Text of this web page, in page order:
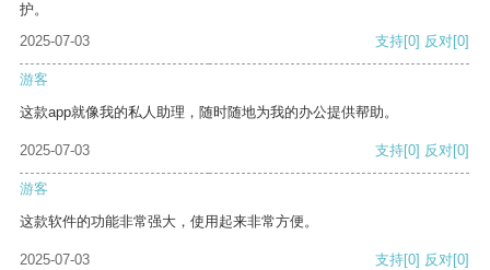
护。
2025-07-03
支持[0] 反对[0]
游客
这款app就像我的私人助理，随时随地为我的办公提供帮助。
2025-07-03 支持[0] 反对[0]
游客
这款软件的功能非常强大，使用起来非常方便。
2025-07-03 支持[0] 反对[0]